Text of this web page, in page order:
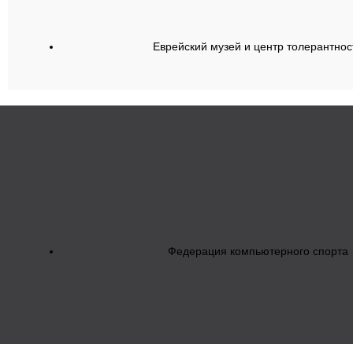
Еврейский музей и центр
Федерация компьютерного спорта